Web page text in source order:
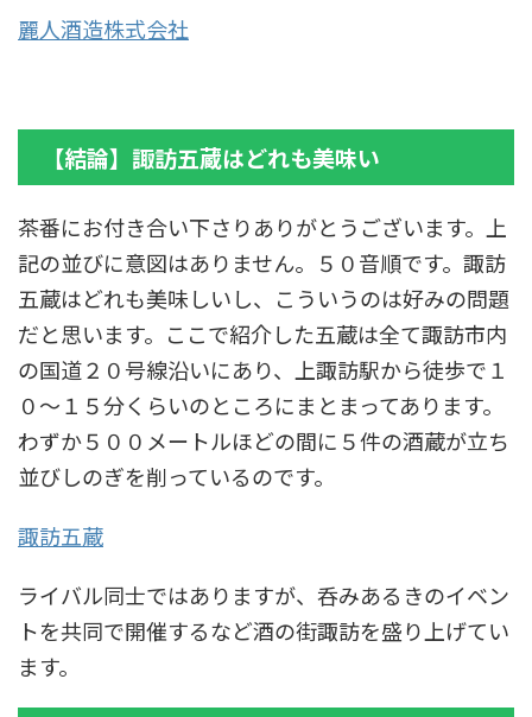
麗人酒造株式会社
【結論】諏訪五蔵はどれも美味い
茶番にお付き合い下さりありがとうございます。上
記の並びに意図はありません。５０音順です。諏訪
五蔵はどれも美味しいし、こういうのは好みの問題
だと思います。ここで紹介した五蔵は全て諏訪市内
の国道２０号線沿いにあり、上諏訪駅から徒歩で１
０～１５分くらいのところにまとまってあります。
わずか５００メートルほどの間に５件の酒蔵が立ち
並びしのぎを削っているのです。
諏訪五蔵
ライバル同士ではありますが、呑みあるきのイベン
トを共同で開催するなど酒の街諏訪を盛り上げてい
ます。